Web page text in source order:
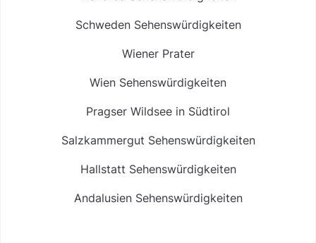
Schweden Sehenswürdigkeiten
Wiener Prater
Wien Sehenswürdigkeiten
Pragser Wildsee in Südtirol
Salzkammergut Sehenswürdigkeiten
Hallstatt Sehenswürdigkeiten
Andalusien Sehenswürdigkeiten